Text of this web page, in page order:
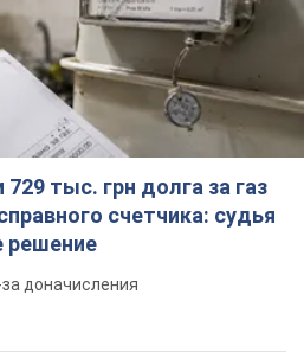
тыс. грн долга за газ
счетчика: судья
решение
доначисления